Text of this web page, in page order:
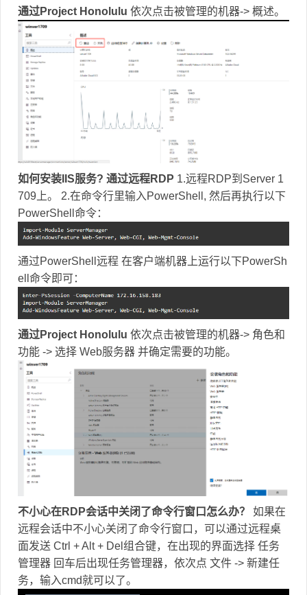
通过Project Honolulu 依次点击被管理的机器-> 概述。
如何安装IIS服务? 通过远程RDP 1.远程RDP到Server 1
709上。 2.在命令行里输入PowerShell, 然后再执行以下
PowerShell命令：
通过PowerShell远程 在客户端机器上运行以下PowerSh
ell命令即可：
通过Project Honolulu 依次点击被管理的机器-> 角色和
功能 -> 选择 Web服务器 并确定需要的功能。
不小心在RDP会话中关闭了命令行窗口怎么办？
如果在
远程会话中不小心关闭了命令行窗口，可以通过远程桌
面发送 Ctrl + Alt + Del组合键，在出现的界面选择 任务
管理器 回车后出现任务管理器，依次点 文件 -> 新建任
务，输入cmd就可以了。